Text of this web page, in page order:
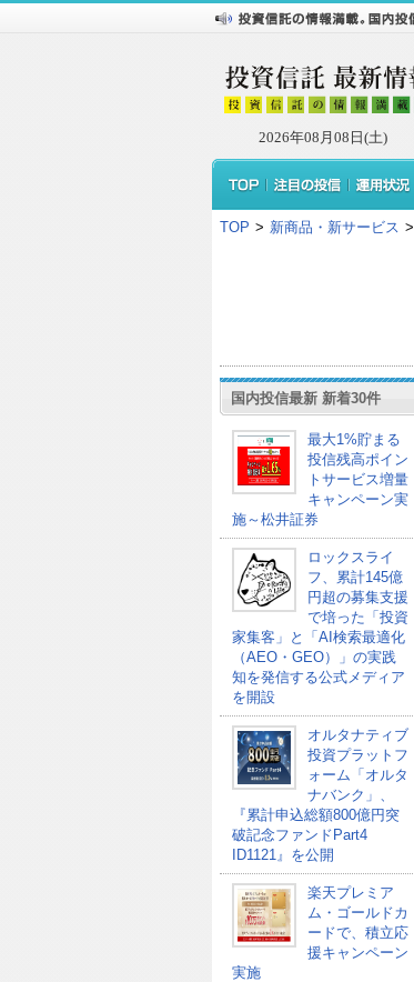
2026年08月08日(土)
TOP > 新商品・新サービス >
国内投信最新 新着30件
最大1%貯まる
投信残高ポイン
トサービス増量
キャンペーン実
施～松井証券
ロックスライ
フ、累計145億
円超の募集支援
で培った「投資
家集客」と「AI検索最適化
（AEO・GEO）」の実践
知を発信する公式メディア
を開設
オルタナティブ
投資プラットフ
ォーム「オルタ
ナバンク」、
『累計申込総額800億円突
破記念ファンドPart4
ID1121』を公開
楽天プレミア
ム・ゴールドカ
ードで、積立応
援キャンペーン
実施